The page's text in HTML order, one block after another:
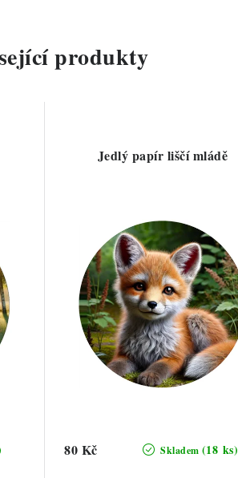
produkty
Jedlý papír liščí mládě
Skladem (18 ks)
80 Kč